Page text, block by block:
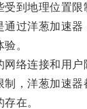
到地理位置限
洋葱加速器
。
络连接和用户
洋葱加速器
在。